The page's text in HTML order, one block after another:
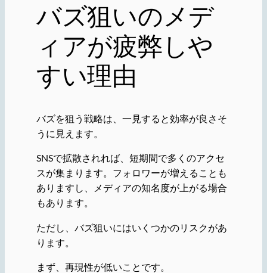
バズ狙いのメデ
ィアが疲弊しや
すい理由
バズを狙う戦略は、一見すると効率が良さそ
うに見えます。
SNSで拡散されれば、短期間で多くのアクセ
スが集まります。フォロワーが増えることも
ありますし、メディアの知名度が上がる場合
もあります。
ただし、バズ狙いにはいくつかのリスクがあ
ります。
まず、再現性が低いことです。